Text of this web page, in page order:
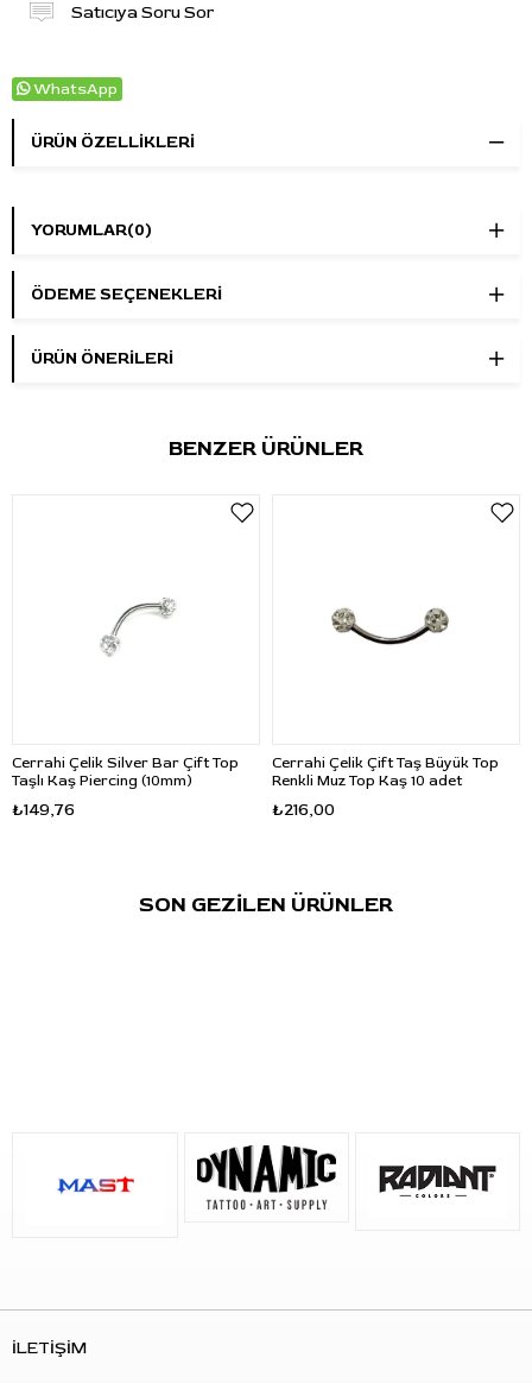
Satıcıya Soru Sor
WhatsApp
ÜRÜN ÖZELLIKLERI
YORUMLAR(0)
ÖDEME SEÇENEKLERI
ÜRÜN ÖNERILERI
BENZER ÜRÜNLER
Cerrahi Çelik Silver Bar Çift Top
Taşlı Kaş Piercing (10mm)
₺149,76
Cerrahi Çelik Çift Taş Büyük Top
Renkli Muz Top Kaş 10 adet
₺216,00
SON GEZİLEN ÜRÜNLER
İLETİŞİM